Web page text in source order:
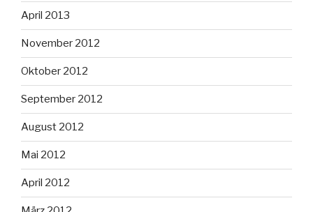
April 2013
November 2012
Oktober 2012
September 2012
August 2012
Mai 2012
April 2012